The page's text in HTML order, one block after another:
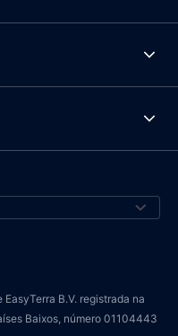
B.V. registrada na
Baixos, número 01104443